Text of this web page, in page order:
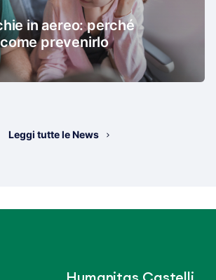
in aereo: perché
prevenirlo
Leggi tutte le News